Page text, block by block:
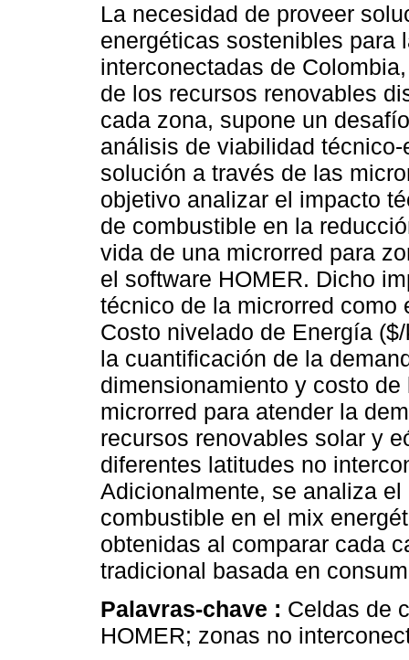
La necesidad de proveer
energéticas sostenibles para
interconectadas de
de los recursos renovables
cada zona, supone un
análisis de viabilidad
solución a través de las
objetivo analizar el impacto
de combustible en la
vida de una microrred para
el software HOMER. Dicho
técnico de la microrred como
Costo nivelado de Energía
la cuantificación de la
dimensionamiento y costo
microrred para atender la
recursos renovables solar y
diferentes latitudes no
Adicionalmente, se analiza
combustible en el mix
obtenidas al comparar cada
tradicional basada en
Palavras-chave : Celdas de
HOMER; zonas no